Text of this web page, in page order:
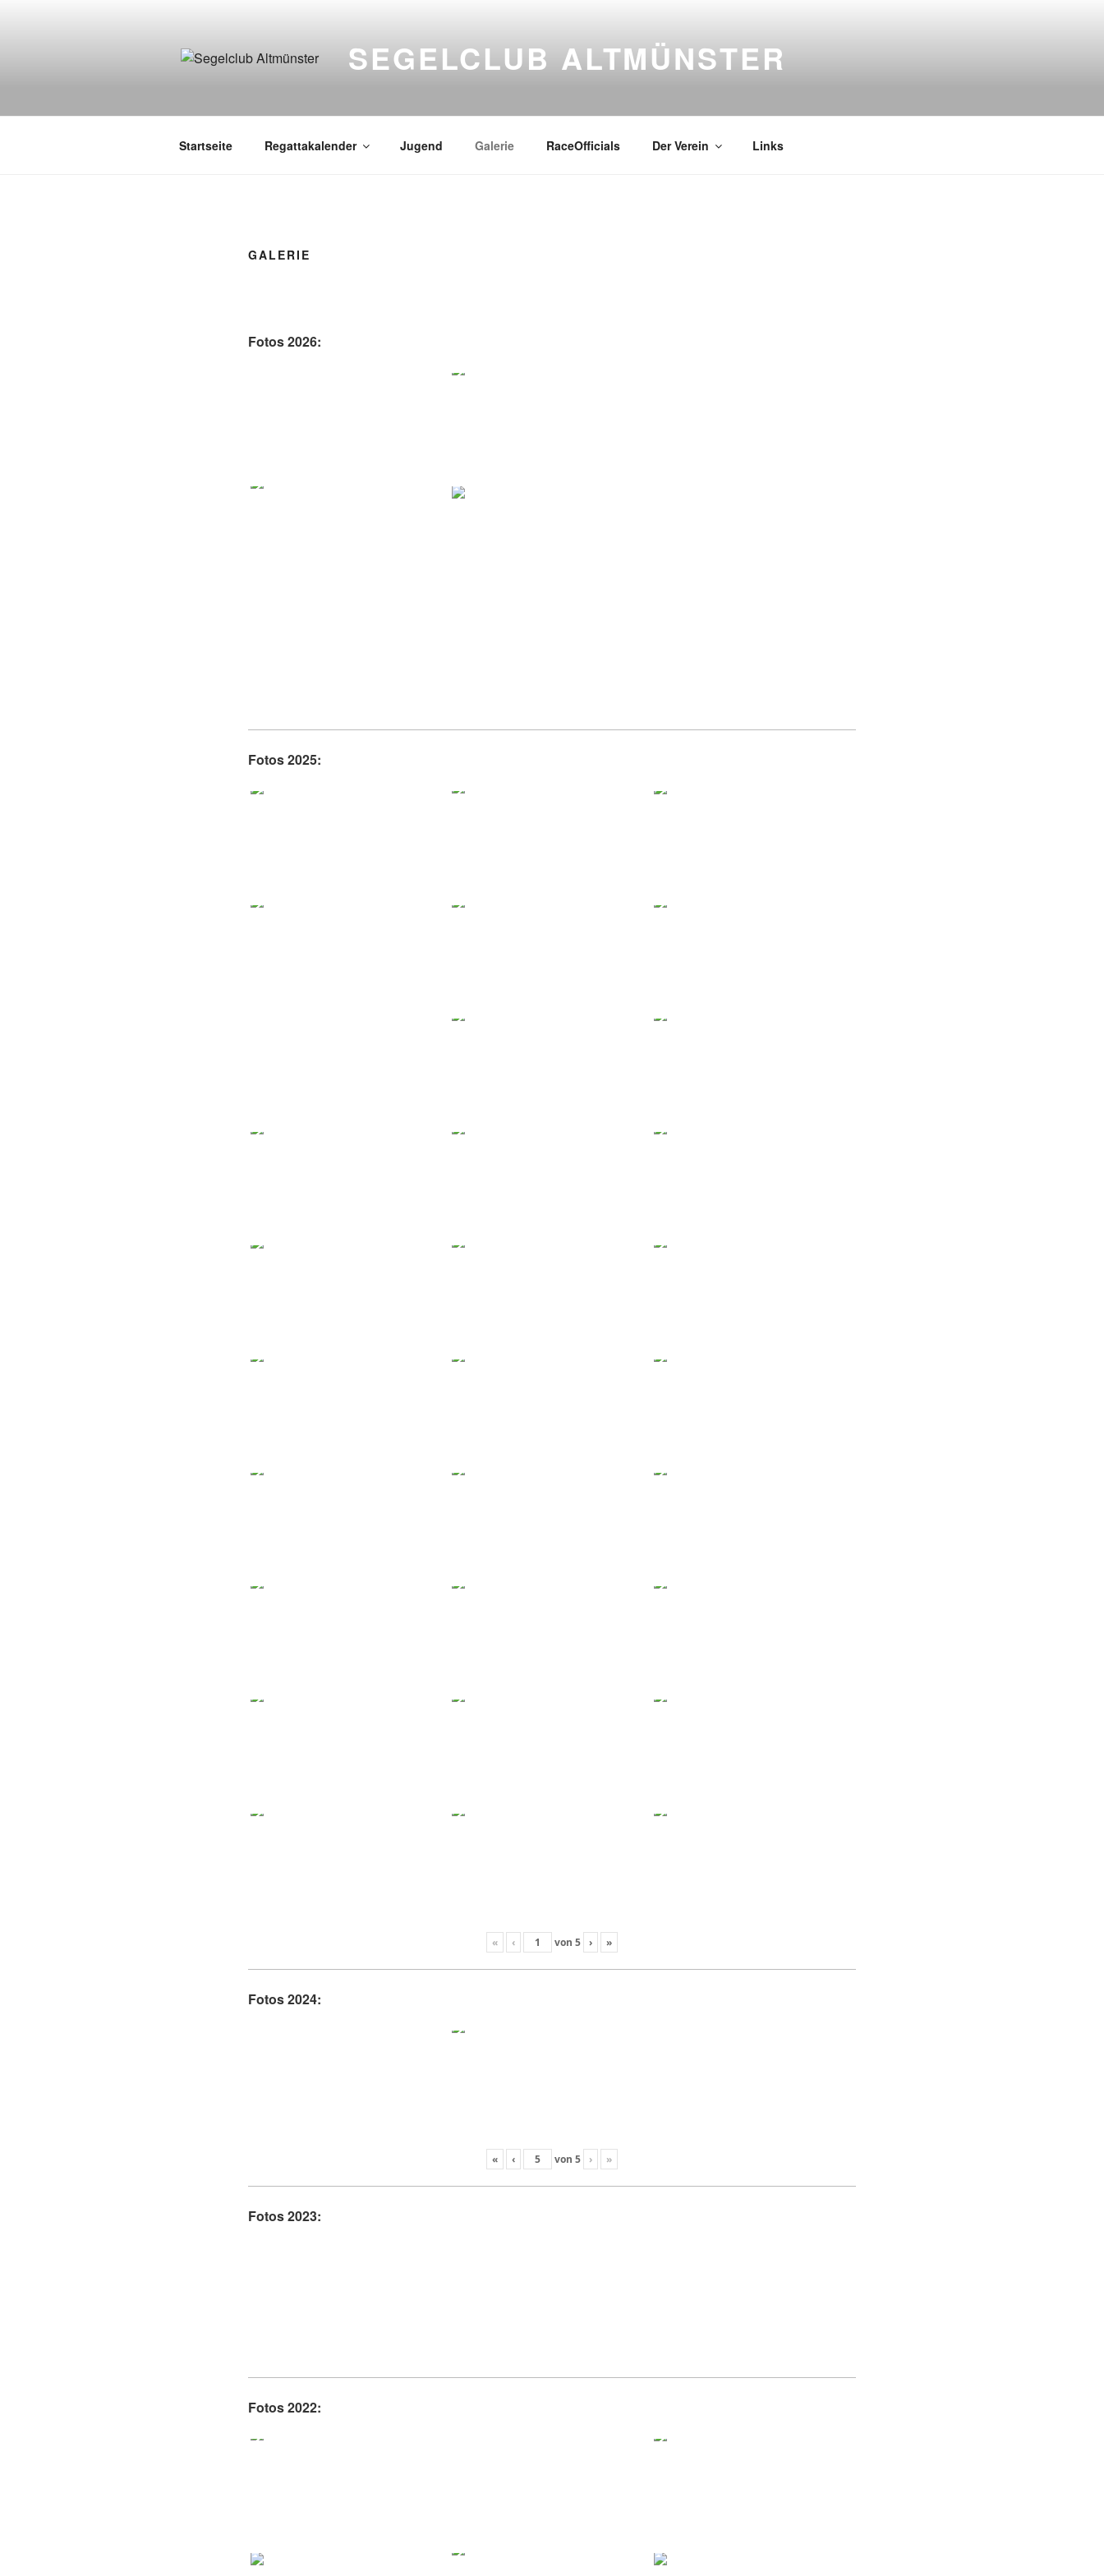
SEGELCLUB ALTMÜNSTER
Startseite Regattakalender Jugend Galerie RaceOfficials Der Verein Links
GALERIE
Fotos 2026:
Fotos 2025:
« ‹ von 5 › »
Fotos 2024:
« ‹ von 5 › »
Fotos 2023:
Fotos 2022: